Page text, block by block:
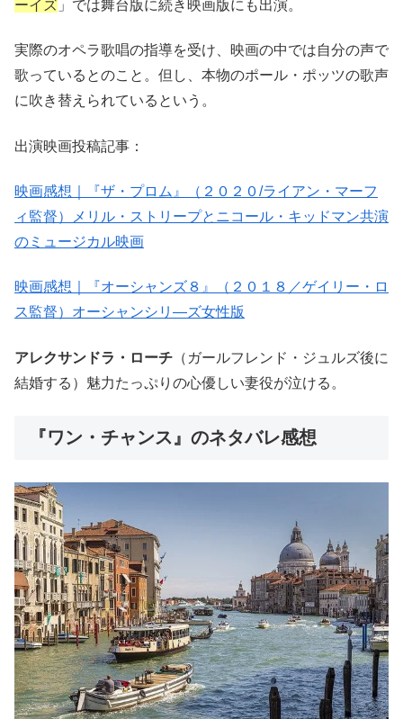
ーイズ 」では舞台版に続き映画版にも出演。
実際のオペラ歌唱の指導を受け、映画の中では自分の声で
歌っているとのこと。但し、本物のポール・ポッツの歌声
に吹き替えられているという。
出演映画投稿記事：
映画感想｜『ザ・プロム』（２０２０/ライアン・マーフ
ィ監督）メリル・ストリープとニコール・キッドマン共演
のミュージカル映画
映画感想｜『オーシャンズ８』（２０１８／ゲイリー・ロ
ス監督）オーシャンシリ―ズ女性版
アレクサンドラ・ローチ （ガールフレンド・ジュルズ後に
結婚する）魅力たっぷりの心優しい妻役が泣ける。
『ワン・チャンス』のネタバレ感想